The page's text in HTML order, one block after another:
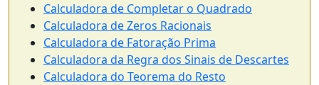
Calculadora de Completar o Quadrado
Calculadora de Zeros Racionais
Calculadora de Fatoração Prima
Calculadora da Regra dos Sinais de Descartes
Calculadora do Teorema do Resto